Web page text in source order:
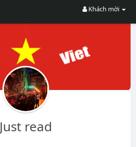
Khách mời
Just read